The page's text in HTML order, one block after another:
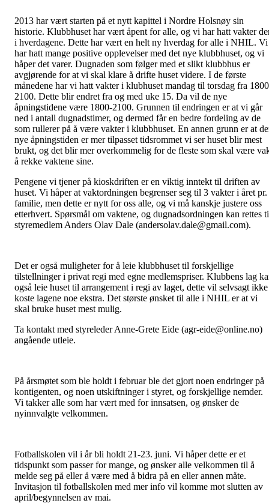
2013 har vært starten på et nytt kapittel i Nordre Holsnøy sin
historie. Klubbhuset har vært åpent for alle, og vi har hatt vakter
i hverdagene. Dette har vært en helt ny hverdag for alle i NHIL. Vi
har hatt mange positive opplevelser med det nye klubbhuset, og vi
håper det varer. Dugnaden som følger med et slikt klubbhus er
avgjørende for at vi skal klare å drifte huset videre. I de første
månedene har vi hatt vakter i klubhuset mandag til torsdag fra
2100. Dette blir endret fra og med uke 15. Da vil de nye
åpningstidene være 1800-2100. Grunnen til endringen er at vi går
ned i antall dugnadstimer, og dermed får en bedre fordeling av de
som rullerer på å være vakter i klubbhuset. En annen grunn er at
nye åpningstiden er mer tilpasset tidsrommet vi ser huset blir mest
brukt, og det blir mer overkommelig for de fleste som skal være
å rekke vaktene sine.
Pengene vi tjener på kioskdriften er en viktig inntekt til driften av
huset. Vi håper at vaktordningen begrenser seg til 3 vakter i året pr.
familie, men dette er nytt for oss alle, og vi må kanskje justere oss
etterhvert. Spørsmål om vaktene, og dugnadsordningen kan rettes
styremedlem Anders Olav Dale (andersolav.dale@gmail.com).
Det er også muligheter for å leie klubbhuset til forskjellige
tilstellninger i privat regi med egne medlemspriser. Klubbens lag
også leie huset til arrangement i regi av laget, dette vil selvsagt ikke
koste lagene noe ekstra. Det største ønsket til alle i NHIL er at vi
skal bruke huset mest mulig.
Ta kontakt med styreleder Anne-Grete Eide (agr-eide@online.no)
angående utleie.
På årsmøtet som ble holdt i februar ble det gjort noen endringer på
kontigenten, og noen utskiftninger i styret, og forskjellige nemder.
Vi takker alle som har vært med for innsatsen, og ønsker de
nyinnvalgte velkommen.
Fotballskolen vil i år bli holdt 21-23. juni. Vi håper dette er et
tidspunkt som passer for mange, og ønsker alle velkommen til å
melde seg på eller å være med å bidra på en eller annen måte.
Invitasjon til fotballskolen med mer info vil komme mot slutten av
april/begynnelsen av mai.